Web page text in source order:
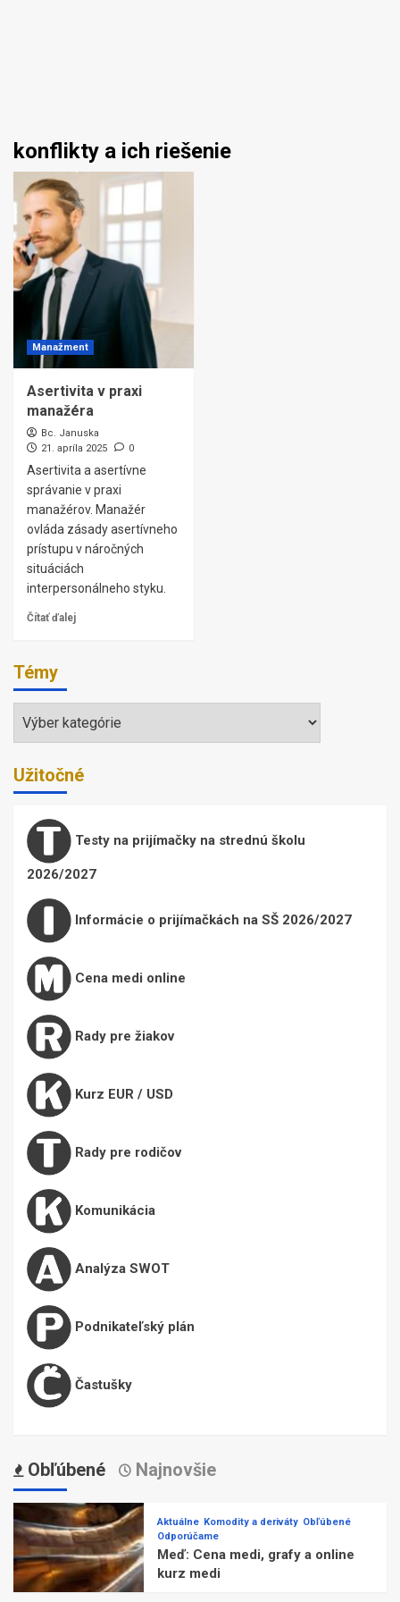
konflikty a ich riešenie
Manažment
Asertivita v praxi
manažéra
Bc. Januska
21. apríla 2025
0
Asertivita a asertívne
správanie v praxi
manažérov. Manažér
ovláda zásady asertívneho
prístupu v náročných
situáciách
interpersonálneho styku.
Čítať ďalej
Témy
Témy
Užitočné
Testy na prijímačky na strednú školu
2026/2027
Informácie o prijímačkách na SŠ 2026/2027
Cena medi online
Rady pre žiakov
Kurz EUR / USD
Rady pre rodičov
Komunikácia
Analýza SWOT
Podnikateľský plán
Častušky
Obľúbené Najnovšie
Aktuálne Komodity a deriváty Obľúbené
Odporúčame
Meď: Cena medi, grafy a online
kurz medi